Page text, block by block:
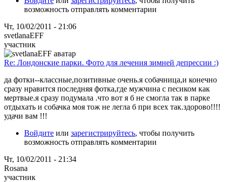
возможность отправлять комментарии
Чт, 10/02/2011 - 21:06
svetlanaEFF
участник
Re: Лондонские парки. Фото для лечения зимней депрессии :)
да фотки--классные,позитивные очень.я собачница,и конечно
сразу нравится последняя фотка,где мужчина с песиком как
мертвые.я сразу подумала .что вот я б не смогла так в парке
отдыхать и собачка моя тож не легла б при всех так.здорово!!!!
удачи вам !!!
Войдите или зарегистрируйтесь, чтобы получить
возможность отправлять комментарии
Чт, 10/02/2011 - 21:34
Rosana
участник